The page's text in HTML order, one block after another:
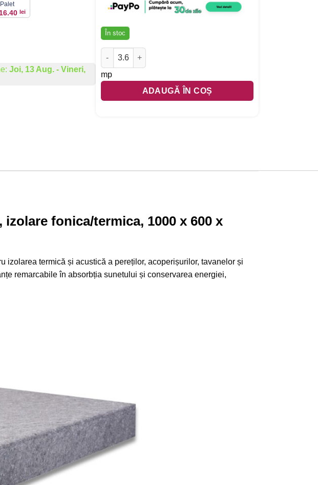
Palet
lei
Joi, 13 Aug. - Vineri,
În stoc
Cantitate Placi izolatoare din poliester Izofelt TermoAcustic,
mp
ADAUGĂ ÎN COȘ
fonica/termica, 1000 x 600 x
izolarea termică și acustică a pereților, acoperișurilor, tavanelor și
remarcabile în absorbția sunetului și conservarea energiei,